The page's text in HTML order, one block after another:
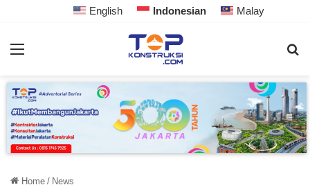
English Indonesian Malay
Home / News